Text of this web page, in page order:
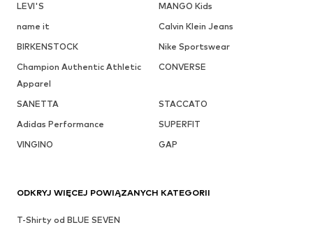
LEVI'S
MANGO Kids
name it
Calvin Klein Jeans
BIRKENSTOCK
Nike Sportswear
Champion Authentic Athletic
Apparel
CONVERSE
SANETTA
STACCATO
Adidas Performance
SUPERFIT
VINGINO
GAP
ODKRYJ WIĘCEJ POWIĄZANYCH KATEGORII
T-Shirty od BLUE SEVEN